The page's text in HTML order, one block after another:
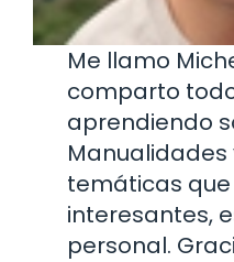
Me llamo
comparto
aprendiendo
Manualidades
temáticas
interesantes,
personal.